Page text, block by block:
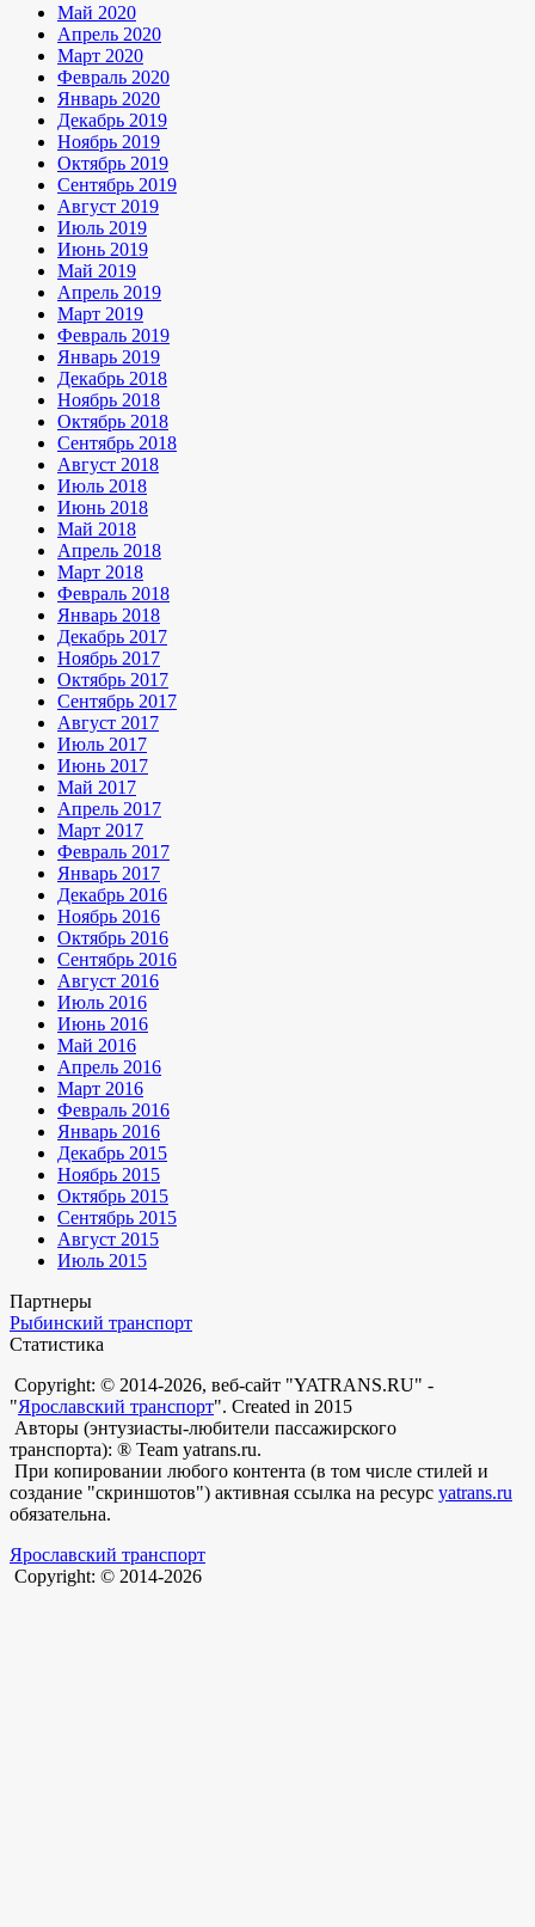
Май 2020
Апрель 2020
Март 2020
Февраль 2020
Январь 2020
Декабрь 2019
Ноябрь 2019
Октябрь 2019
Сентябрь 2019
Август 2019
Июль 2019
Июнь 2019
Май 2019
Апрель 2019
Март 2019
Февраль 2019
Январь 2019
Декабрь 2018
Ноябрь 2018
Октябрь 2018
Сентябрь 2018
Август 2018
Июль 2018
Июнь 2018
Май 2018
Апрель 2018
Март 2018
Февраль 2018
Январь 2018
Декабрь 2017
Ноябрь 2017
Октябрь 2017
Сентябрь 2017
Август 2017
Июль 2017
Июнь 2017
Май 2017
Апрель 2017
Март 2017
Февраль 2017
Январь 2017
Декабрь 2016
Ноябрь 2016
Октябрь 2016
Сентябрь 2016
Август 2016
Июль 2016
Июнь 2016
Май 2016
Апрель 2016
Март 2016
Февраль 2016
Январь 2016
Декабрь 2015
Ноябрь 2015
Октябрь 2015
Сентябрь 2015
Август 2015
Июль 2015
Партнеры
Рыбинский транспорт
Статистика
Copyright: © 2014-2026, веб-сайт "YATRANS.RU" -
"Ярославский транспорт". Created in 2015
Авторы (энтузиасты-любители пассажирского
транспорта): ® Team yatrans.ru.
При копировании любого контента (в том числе стилей и
создание "скриншотов") активная ссылка на ресурс yatrans.ru
обязательна.
Ярославский транспорт
Copyright: © 2014-2026